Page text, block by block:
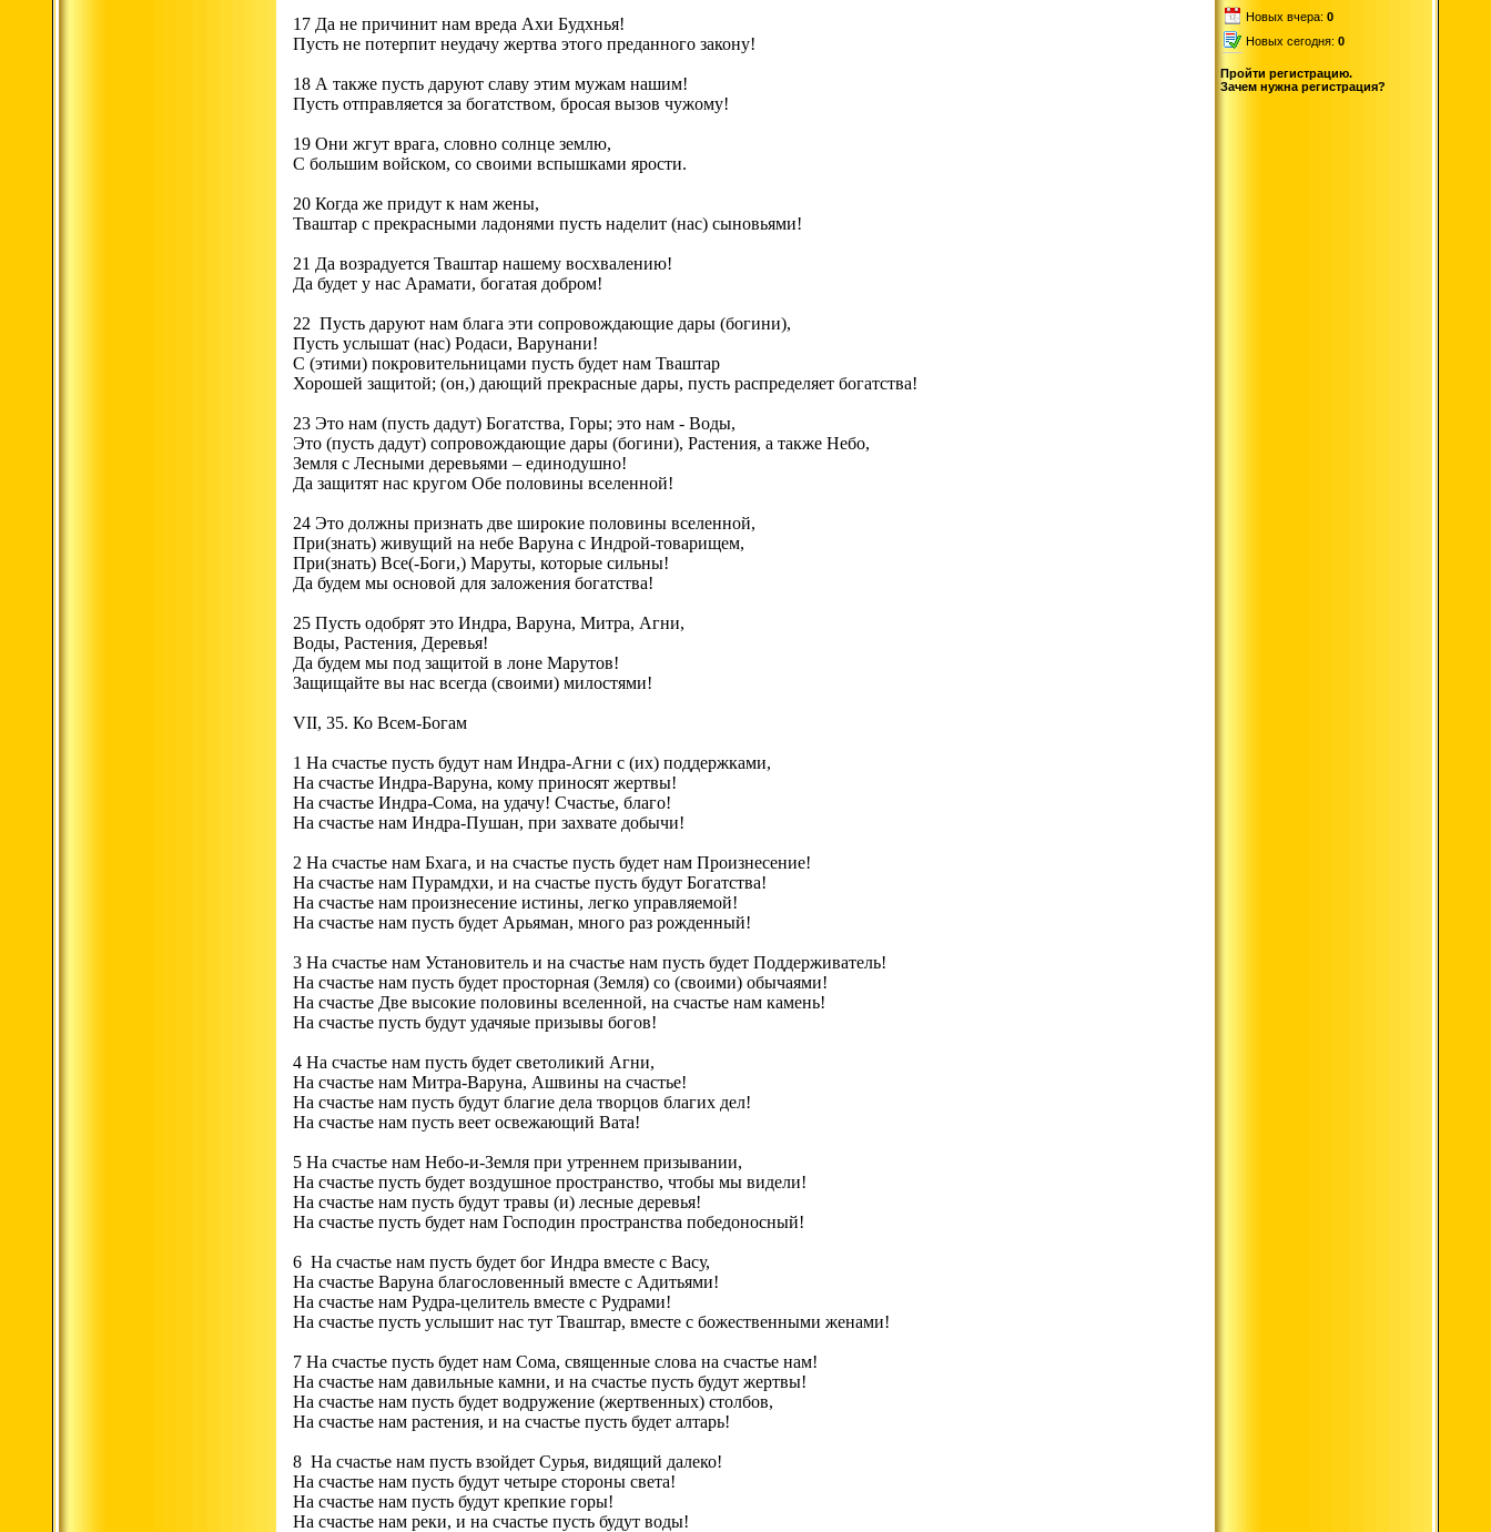
17 Да не причинит нам вреда Ахи Будхнья!
Пусть не потерпит неудачу жертва этого преданного закону!
18 А также пусть даруют славу этим мужам нашим!
Пусть отправляется за богатством, бросая вызов чужому!
19 Они жгут врага, словно солнце землю,
С большим войском, со своими вспышками ярости.
20 Когда же придут к нам жены,
Тваштар с прекрасными ладонями пусть наделит (нас) сыновьями!
21 Да возрадуется Тваштар нашему восхвалению!
Да будет у нас Арамати, богатая добром!
22 Пусть даруют нам блага эти сопровождающие дары (богини),
Пусть услышат (нас) Родаси, Варунани!
С (этими) покровительницами пусть будет нам Тваштар
Хорошей защитой; (он,) дающий прекрасные дары, пусть распределяет богатства!
23 Это нам (пусть дадут) Богатства, Горы; это нам - Вoды,
Это (пусть дадут) сопровождающие дары (богини), Растения, а также Небо,
Земля с Лесными деревьями – единодушно!
Да защитят нас кругом Обе половины вселенной!
24 Это должны признать две широкие половины вселенной,
При(знать) живущий на небе Варуна с Индрой-товарищем,
При(знать) Все(-Боги,) Маруты, которые сильны!
Да будем мы основой для заложения богатства!
25 Пусть одобрят это Индра, Варуна, Митра, Агни,
Воды, Растения, Деревья!
Да будем мы под защитой в лоне Марутов!
Защищайте вы нас всегда (своими) милостями!
VII, 35. Ко Всем-Богам
1 На счастье пусть будут нам Индра-Агни с (их) поддержками,
На счастье Индра-Варуна, кому приносят жертвы!
На счастье Индра-Сома, на удачу! Счастье, благо!
На счастье нам Индра-Пушан, при захвате добычи!
2 На счастье нам Бхага, и на счастье пусть будет нам Произнесение!
На счастье нам Пурамдхи, и на счастье пусть будут Богатства!
На счастье нам произнесение истины, легко управляемой!
На счастье нам пусть будет Арьяман, много раз рожденный!
3 На счастье нам Установитель и на счастье нам пусть будет Поддерживатель!
На счастье нам пусть будет просторная (Земля) со (своими) обычаями!
На счастье Две высокие половины вселенной, на счастье нам камень!
На счастье пусть будут удачяые призывы богов!
4 На счастье нам пусть будет светоликий Агни,
На счастье нам Митра-Варуна, Ашвины на счастье!
На счастье нам пусть будут благие дела творцов благих дел!
На счастье нам пусть веет освежающий Вата!
5 На счастье нам Небо-и-Земля при утреннем призывании,
На счастье пусть будет воздушное пространство, чтобы мы видели!
На счастье нам пусть будут травы (и) лесные деревья!
На счастье пусть будет нам Господин пространства победоносный!
6 На счастье нам пусть будет бог Индра вместе с Васу,
На счастье Варуна благословенный вместе с Адитьями!
На счастье нам Рудра-целитель вместе с Рудрами!
На счастье пусть услышит нас тут Тваштар, вместе с божественными женами!
7 На счастье пусть будет нам Сома, священные слова на счастье нам!
На счастье нам давильные камни, и на счастье пусть будут жертвы!
На счастье нам пусть будет водружение (жертвенных) столбов,
На счастье нам растения, и на счастье пусть будет алтарь!
8 На счастье нам пусть взойдет Сурья, видящий далеко!
На счастье нам пусть будут четыре стороны света!
На счастье нам пусть будут крепкие горы!
На счастье нам реки, и на счастье пусть будут воды!
Новых вчера: 0
Новых сегодня: 0
Пройти регистрацию.
Зачем нужна регистрация?